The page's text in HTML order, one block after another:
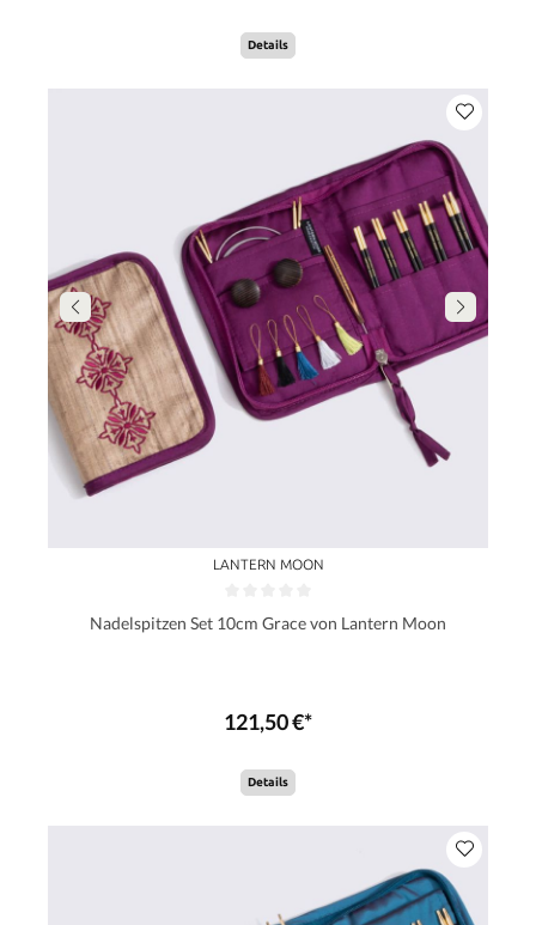
Details
LANTERN MOON
Nadelspitzen Set 10cm Grace von Lantern Moon
121,50 €*
Details